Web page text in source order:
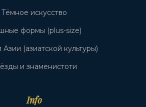
Тёмное искусство
формы (plus-size)
Азии (азиатской культуры)
и знаменистоти
Info